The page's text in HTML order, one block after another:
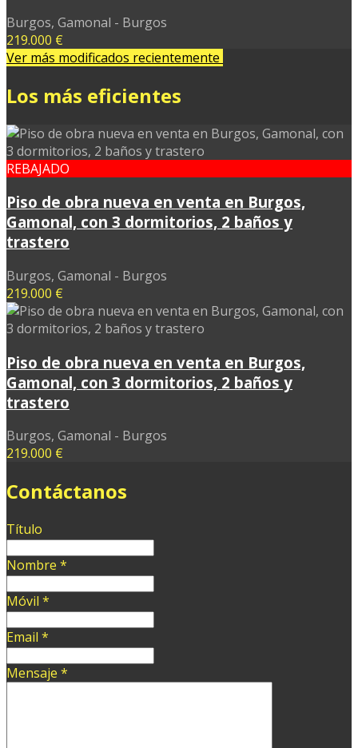
Burgos, Gamonal - Burgos
219.000 €
Ver más modificados recientemente
Los más eficientes
REBAJADO
Piso de obra nueva en venta en Burgos,
Gamonal, con 3 dormitorios, 2 baños y
trastero
Burgos, Gamonal - Burgos
219.000 €
Piso de obra nueva en venta en Burgos,
Gamonal, con 3 dormitorios, 2 baños y
trastero
Burgos, Gamonal - Burgos
219.000 €
Contáctanos
Título
Nombre *
Móvil *
Email *
Mensaje *